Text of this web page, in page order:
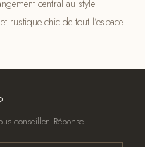
central au style
rustique chic de tout l’espace.
conseiller. Réponse